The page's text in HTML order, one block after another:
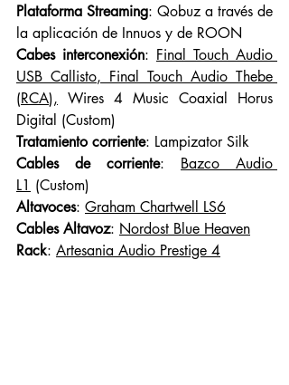
Plataforma Streaming: Qobuz a través de
la aplicación de Innuos y de ROON
Cabes interconexión: Final Touch Audio
USB Callisto, Final Touch Audio Thebe
(RCA), Wires 4 Music Coaxial Horus
Digital (Custom)
Tratamiento corriente: Lampizator Silk
Cables de corriente: Bazco Audio
L1 (Custom)
Altavoces: Graham Chartwell LS6
Cables Altavoz: Nordost Blue Heaven
Rack: Artesania Audio Prestige 4